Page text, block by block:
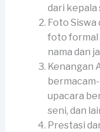
dari kepala
Foto Siswa
foto formal
nama dan
Kenangan
upacara
seni, dan
Prestasi